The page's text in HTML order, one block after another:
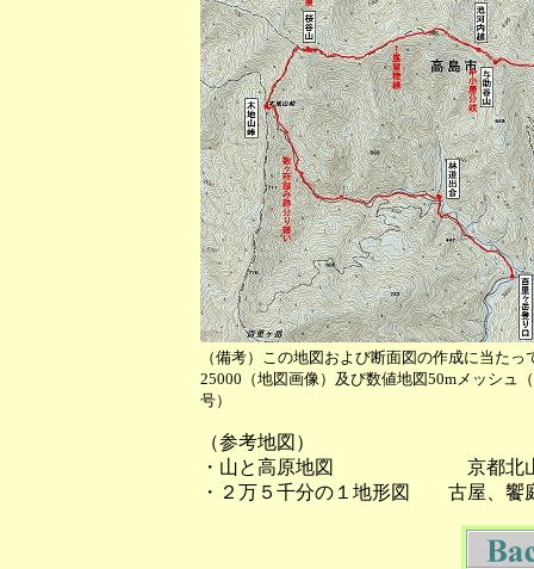
（備考）この地図および断面図の作成に当た
25000（地図画像）及び数値地図50mメッシ
号）
（参考地図）
・山と高原地図 京都北
・２万５千分の１地形図 古屋、饗